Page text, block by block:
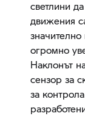
светлини
движения
огромно
Наклонът
сензор за
за